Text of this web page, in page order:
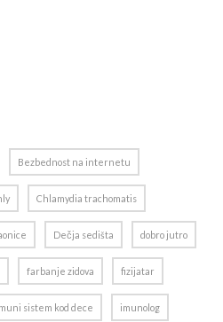
Bezbednost na internetu
Chlamydia trachomatis
Dečja sedišta dobro jutro
farbanje zidova fizijatar
sistem kod dece imunolog